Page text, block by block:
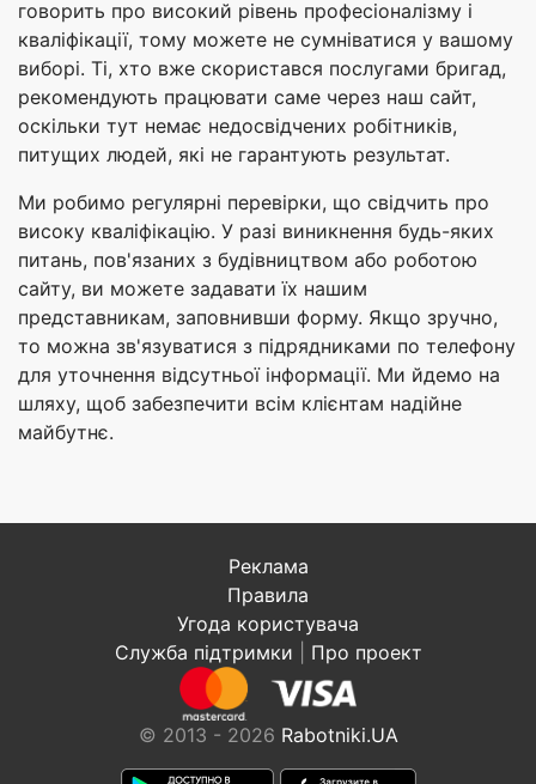
говорить про високий рівень професіоналізму і
кваліфікації, тому можете не сумніватися у вашому
виборі. Ті, хто вже скористався послугами бригад,
рекомендують працювати саме через наш сайт,
оскільки тут немає недосвідчених робітників,
питущих людей, які не гарантують результат.
Ми робимо регулярні перевірки, що свідчить про
високу кваліфікацію. У разі виникнення будь-яких
питань, пов'язаних з будівництвом або роботою
сайту, ви можете задавати їх нашим
представникам, заповнивши форму. Якщо зручно,
то можна зв'язуватися з підрядниками по телефону
для уточнення відсутньої інформації. Ми йдемо на
шляху, щоб забезпечити всім клієнтам надійне
майбутнє.
Реклама
Правила
Угода користувача
Служба підтримки
Про проект
© 2013 - 2026 Rabotniki.UA